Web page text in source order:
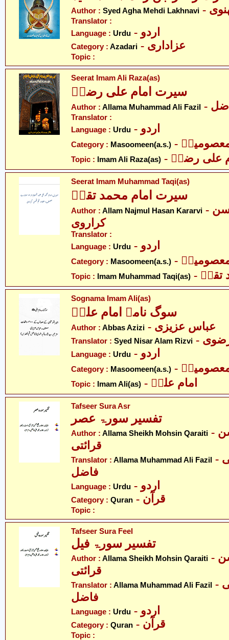
Author : Syed Agha Mehdi Lakhnavi
Translator :
Language : Urdu - اردو
Category : Azadari - عزاداری
Topic :
Seerat Imam Ali Raza(as)
سیرت امام علی رضاؑ
Author : Allama Muhammad Ali Fazil
Translator :
Language : Urdu - اردو
Category : Masoomeen(a.s.) معصومینؑ
Topic : Imam Ali Raza(as) علی رضاؑ
Seerat Imam Muhammad Taqi(as)
سیرت امام محمد تقیؑ
Author : Allam Najmul Hasan Kararvi - علامہ نجم الحسن
کراروی
Translator :
Language : Urdu - اردو
Category : Masoomeen(a.s.) معصومینؑ
Topic : Imam Muhammad Taqi(as) تقیؑ
Sognama Imam Ali(as)
سوگ نامہ امام علیؑ
Author : Abbas Azizi - عباس عزیزی
Translator : Syed Nisar Alam Rizvi رضوی
Language : Urdu - اردو
Category : Masoomeen(a.s.) معصومینؑ
Topic : Imam Ali(as) - امام علیؑ
Tafseer Sura Asr
تفسیر سورۃ عصر
Author : Allama Sheikh Mohsin Qaraiti - علامہ شیخ محسن
قرائتی
Translator : Allama Muhammad Ali Fazil - علامہ محمد علی
فاضل
Language : Urdu - اردو
Category : Quran - قرآن
Topic :
Tafseer Sura Feel
تفسیر سورۃ فیل
Author : Allama Sheikh Mohsin Qaraiti - علامہ شیخ محسن
قرائتی
Translator : Allama Muhammad Ali Fazil - علامہ محمد علی
فاضل
Language : Urdu - اردو
Category : Quran - قرآن
Topic :